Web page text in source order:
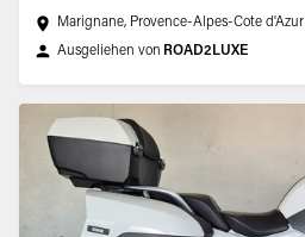
Marignane, Provence-Alpes-Cote d'Azur
Ausgeliehen von ROAD2LUXE